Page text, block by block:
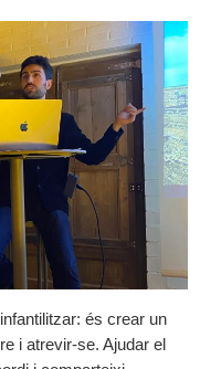
és crear un
i atrevir-se. Ajudar el